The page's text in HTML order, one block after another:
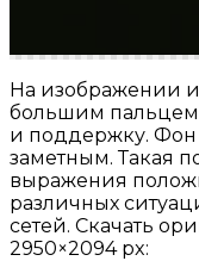
На изображении
большим
и поддержку. Фон
заметным. Такая
выражения
различных
сетей. Скачать
2950×2094 px: